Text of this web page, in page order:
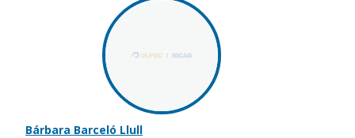
Bárbara Barceló Llull